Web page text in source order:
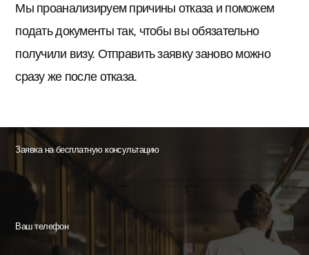
Мы проанализируем причины отказа и поможем
подать документы так, чтобы вы обязательно
получили визу. Отправить заявку заново можно
сразу же после отказа.
Заявка на бесплатную консультацию
Ваш телефон